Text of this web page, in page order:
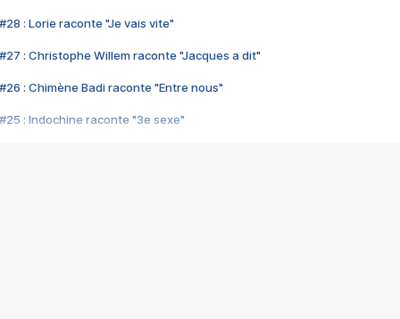
#28 : Lorie raconte "Je vais vite"
#27 : Christophe Willem raconte "Jacques a dit"
#26 : Chimène Badi raconte "Entre nous"
#25 : Indochine raconte "3e sexe"